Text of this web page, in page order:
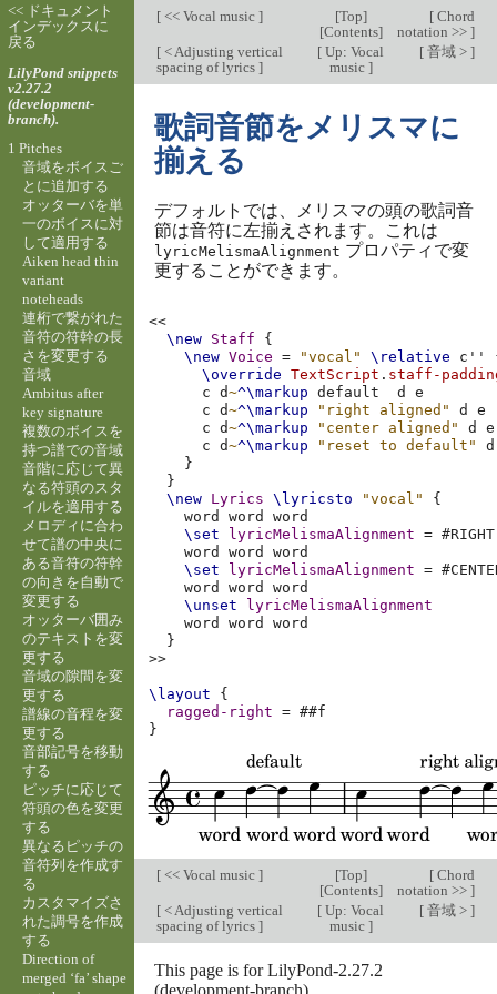
[<< Vocal music ] [Top]
[Contents]
[Chord
notation >> ]
[< Adjusting vertical
spacing of lyrics ]
[ Up: Vocal
music ]
[音域 > ]
歌詞音節をメリスマに
揃える
デフォルトでは、メリスマの頭の歌詞音
節は音符に左揃えされます。これは
lyricMelismaAlignment プロパティで変
更することができます。
<<
\new Staff
{
\new Voice = "vocal" \relative c''
\override
TextScript . staff-
c
d~^\markup default d
e
c
d~^\markup "right aligned" d
e
c
d~^\markup "center aligned" d
e
c
d~^\markup "reset to default"
d
}
}
\new Lyrics \lyricsto "vocal"
{
word
word
\set
lyricMelismaAlignment = #RIGHT
word
word
\set
lyricMelismaAlignment = #
word
word
\unset
lyricMelismaAlignment
word
word
}
>>
\layout
{
ragged-right
= ##f
}
[<< Vocal music ] [Top]
[Contents]
[Chord
notation >> ]
[< Adjusting vertical
spacing of lyrics ]
[ Up: Vocal
music ]
[音域 > ]
This page is for LilyPond-2.27.2
(development-branch).
<< ドキュメント
インデックスに
戻る
LilyPond snippets
v2.27.2
(development-
branch).
1 Pitches
音域をボイスご
とに追加する
オッターバを単
一のボイスに対
して適用する
Aiken head thin
variant
noteheads
連桁で繋がれた
音符の符幹の長
さを変更する
音域
Ambitus after
key signature
複数のボイスを
持つ譜での音域
音階に応じて異
なる符頭のスタ
イルを適用する
メロディに合わ
せて譜の中央に
ある音符の符幹
の向きを自動で
変更する
オッターバ囲み
のテキストを変
更する
音域の隙間を変
更する
譜線の音程を変
更する
音部記号を移動
する
ピッチに応じて
符頭の色を変更
する
異なるピッチの
音符列を作成す
る
カスタマイズさ
れた調号を作成
する
Direction of
merged ‘fa’ shape